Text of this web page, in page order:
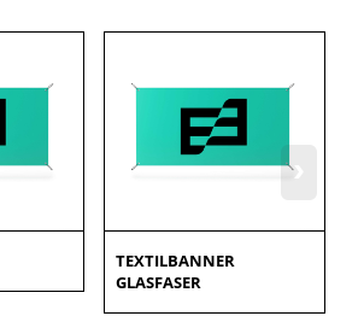
›
TEXTILBANNER
GLASFASER